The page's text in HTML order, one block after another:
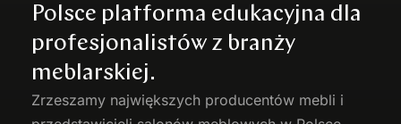
Polsce platforma edukacyjna dla
profesjonalistów z branży
meblarskiej.
Zrzeszamy największych producentów mebli i